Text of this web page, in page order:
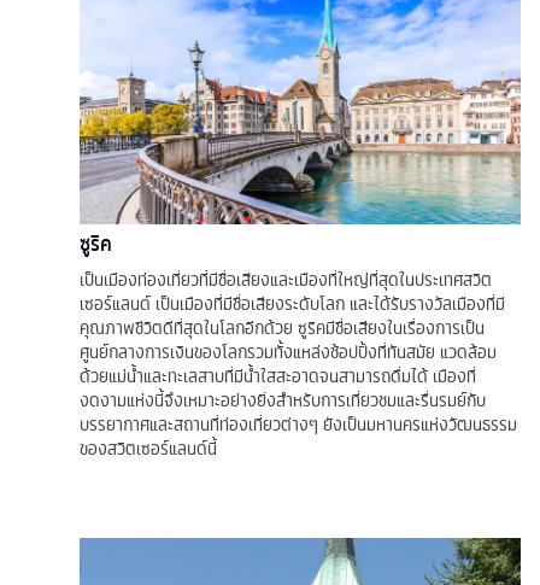
ซูริค
เป็นเมืองท่องเที่ยวที่มีชื่อเสียงและเมืองที่ใหญ่ที่สุดในประเทศสวิต
เซอร์แลนด์ เป็นเมืองที่มีชื่อเสียงระดับโลก และได้รับรางวัลเมืองที่มี
คุณภาพชีวิตดีที่สุดในโลกอีกด้วย ซูริคมีชื่อเสียงในเรื่องการเป็น
ศูนย์กลางการเงินของโลกรวมทั้งแหล่งช้อปปิ้งที่ทันสมัย แวดล้อม
ด้วยแม่น้ำและทะเลสาบที่มีน้ำใสสะอาดจนสามารถดื่มได้ เมืองที่
งดงามแห่งนี้จึงเหมาะอย่างยิ่งสำหรับการเที่ยวชมและรื่นรมย์กับ
บรรยากาศและสถานที่ท่องเที่ยวต่างๆ ยังเป็นมหานครแห่งวัฒนธรรม
ของสวิตเซอร์แลนด์นี้